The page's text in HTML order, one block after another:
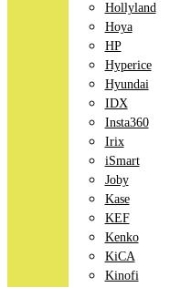
Hollyland
Hoya
HP
Hyperice
Hyundai
IDX
Insta360
Irix
iSmart
Joby
Kase
KEF
Kenko
KiCA
Kinofi